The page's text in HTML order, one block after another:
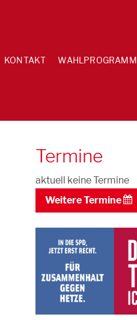
KONTAKT WAHLPROGRAMM
Termine
aktuell keine Termine
Weitere Termine